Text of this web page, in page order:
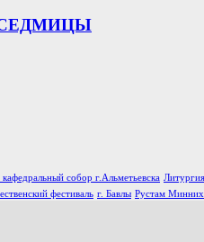
СЕДМИЦЫ
кафедральный собор г.Альметьевска Литургия
фестиваль г. Бавлы Рустам